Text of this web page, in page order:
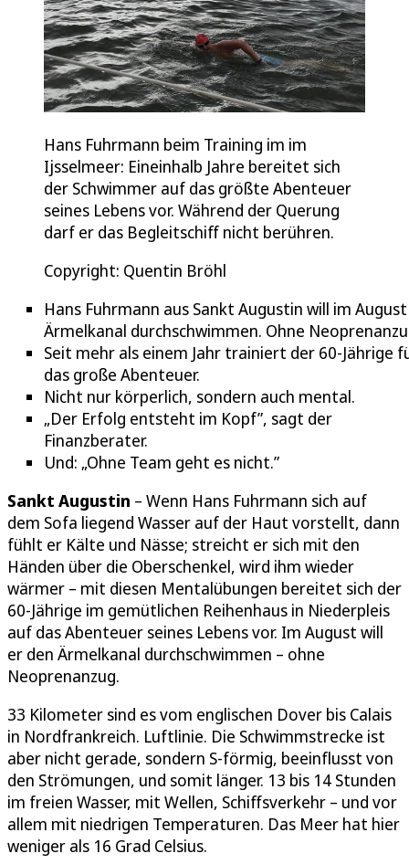
Hans Fuhrmann beim Training im im
Ijsselmeer: Eineinhalb Jahre bereitet sich
der Schwimmer auf das größte Abenteuer
seines Lebens vor. Während der Querung
darf er das Begleitschiff nicht berühren.
Copyright: Quentin Bröhl
Hans Fuhrmann aus Sankt Augustin will im
Ärmelkanal durchschwimmen. Ohne
Seit mehr als einem Jahr trainiert der 60-Jährige
das große Abenteuer.
Nicht nur körperlich, sondern auch mental.
„Der Erfolg entsteht im Kopf”, sagt der
Finanzberater.
Und: „Ohne Team geht es nicht.”
Sankt Augustin – Wenn Hans Fuhrmann sich auf
dem Sofa liegend Wasser auf der Haut vorstellt, dann
fühlt er Kälte und Nässe; streicht er sich mit den
Händen über die Oberschenkel, wird ihm wieder
wärmer – mit diesen Mentalübungen bereitet sich der
60-Jährige im gemütlichen Reihenhaus in Niederpleis
auf das Abenteuer seines Lebens vor. Im August will
er den Ärmelkanal durchschwimmen – ohne
Neoprenanzug.
33 Kilometer sind es vom englischen Dover bis Calais
in Nordfrankreich. Luftlinie. Die Schwimmstrecke ist
aber nicht gerade, sondern S-förmig, beeinflusst von
den Strömungen, und somit länger. 13 bis 14 Stunden
im freien Wasser, mit Wellen, Schiffsverkehr – und vor
allem mit niedrigen Temperaturen. Das Meer hat hier
weniger als 16 Grad Celsius.